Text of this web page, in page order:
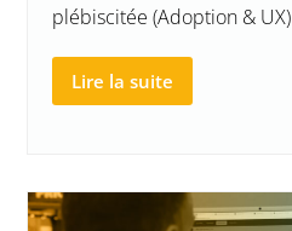
plébiscitée (Adoption & UX)
Lire la suite